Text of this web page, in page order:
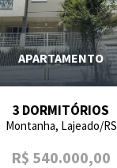
APARTAMENTO
3 DORMITÓRIOS
Montanha, Lajeado/RS
R$ 540.000,00